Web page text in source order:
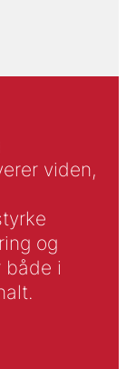
viden,
og
både i